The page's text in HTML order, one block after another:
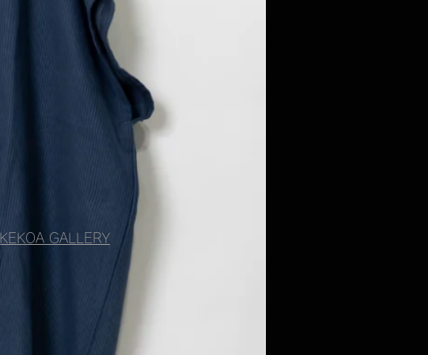
KEKOA GALLERY